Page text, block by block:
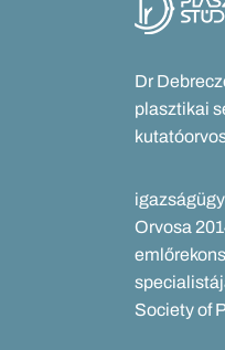
Dr
plasztikai
Orvosa
Society of